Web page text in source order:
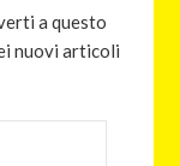
a questo
nuovi articoli